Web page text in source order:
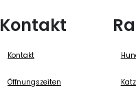
Kontakt
Kontakt
Öffnungszeiten